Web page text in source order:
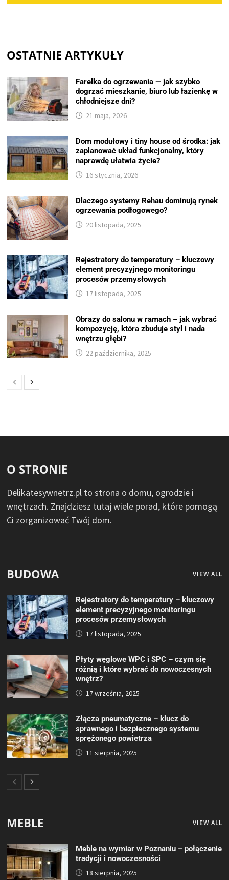
OSTATNIE ARTYKUŁY
Farelka do ogrzewania — jak szybko
dogrzać mieszkanie, biuro lub łazienkę w
chłodniejsze dni?
21 maja, 2026
Dom modułowy i tiny house od środka: jak
zaplanować układ funkcjonalny, który
naprawdę ułatwia życie?
16 stycznia, 2026
Dlaczego systemy Rehau dominują rynek
ogrzewania podłogowego?
20 listopada, 2025
Rejestratory do temperatury – kluczowy
element precyzyjnego monitoringu
procesów przemysłowych
17 listopada, 2025
Obrazy do salonu w ramach – jak wybrać
kompozycję, która zbuduje styl i nada
wnętrzu głębi?
22 października, 2025
O STRONIE
Delikatesywnetrz.pl to strona o domu, ogrodzie i
wnętrzach. Znajdziesz tutaj wiele porad, które pomogą
Ci zorganizować Twój dom.
BUDOWA VIEW ALL
Rejestratory do temperatury – kluczowy
element precyzyjnego monitoringu
procesów przemysłowych
17 listopada, 2025
Płyty węglowe WPC i SPC – czym się
różnią i które wybrać do nowoczesnych
wnętrz?
17 września, 2025
Złącza pneumatyczne – klucz do
sprawnego i bezpiecznego systemu
sprężonego powietrza
11 sierpnia, 2025
MEBLE VIEW ALL
Meble na wymiar w Poznaniu – połączenie
tradycji i nowoczesności
18 sierpnia, 2025